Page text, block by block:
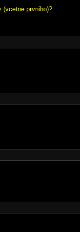
(vcetne prvniho)?